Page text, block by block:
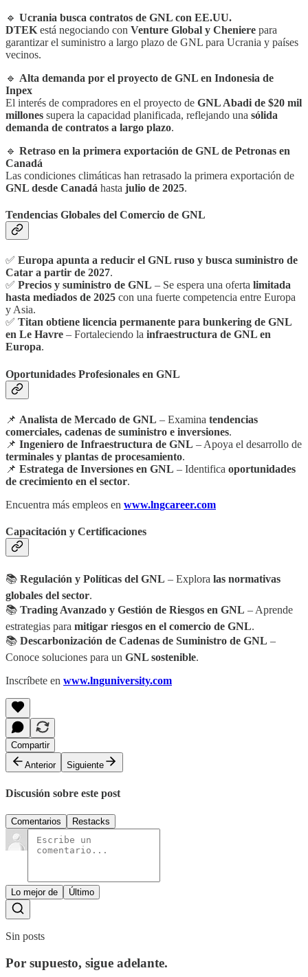
🔹 Ucrania busca contratos de GNL con EE.UU.
DTEK está negociando con Venture Global y Cheniere para
garantizar el suministro a largo plazo de GNL para Ucrania y países
vecinos.
🔹 Alta demanda por el proyecto de GNL en Indonesia de
Inpex
El interés de compradores en el proyecto de GNL Abadi de $20 mil
millones supera la capacidad planificada, reflejando una sólida
demanda de contratos a largo plazo.
🔹 Retraso en la primera exportación de GNL de Petronas en
Canadá
Las condiciones climáticas han retrasado la primera exportación de
GNL desde Canadá hasta julio de 2025.
Tendencias Globales del Comercio de GNL
✅ Europa apunta a reducir el GNL ruso y busca suministro de
Catar a partir de 2027.
✅ Precios y suministro de GNL – Se espera una oferta limitada
hasta mediados de 2025 con una fuerte competencia entre Europa
y Asia.
✅ Titan obtiene licencia permanente para bunkering de GNL
en Le Havre – Fortaleciendo la infraestructura de GNL en
Europa.
Oportunidades Profesionales en GNL
📌 Analista de Mercado de GNL – Examina tendencias
comerciales, cadenas de suministro e inversiones.
📌 Ingeniero de Infraestructura de GNL – Apoya el desarrollo de
terminales y plantas de procesamiento.
📌 Estratega de Inversiones en GNL – Identifica oportunidades
de crecimiento en el sector.
Encuentra más empleos en www.lngcareer.com
Capacitación y Certificaciones
📚 Regulación y Políticas del GNL – Explora las normativas
globales del sector.
📚 Trading Avanzado y Gestión de Riesgos en GNL – Aprende
estrategias para mitigar riesgos en el comercio de GNL.
📚 Descarbonización de Cadenas de Suministro de GNL –
Conoce soluciones para un GNL sostenible.
Inscríbete en www.lnguniversity.com
Compartir
Anterior
Siguiente
Discusión sobre este post
Comentarios Restacks
Lo mejor de Último
Sin posts
Por supuesto, sigue adelante.